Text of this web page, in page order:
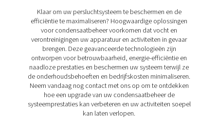
leiden tot dure boetes. De ECOBOX 2-4-serie
compacte, efficiënte oplossing die de
onder 15 ppm reduceert en tegelijkertijd de
externe behandeling elimineert. Met geavanceerde
een ruimtebesparend ontwerp zorgt het voor
kosteneffectief condensaatbeheer.